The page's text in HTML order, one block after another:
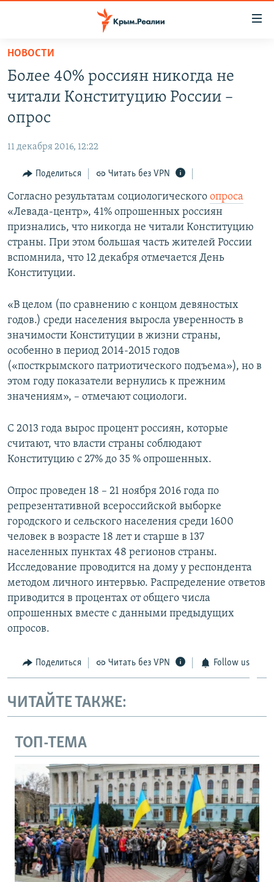
Вернуться
основному
содержанию
главной
навигации
Вернутся
поиску
11 ЛЕТ ОККУПАЦИИ КРЫМА. 11 ИСТОРИЙ СОПРОТИВЛЕНИЯ
ЕЩЕ
ИНТЕРАКТИВ
ИНФОГРАФИКА
ТЕЛЕПРОЕКТ КРЫМ.РЕАЛИИ
СОВЕТЫ ПРАВОЗАЩИТНИКОВ
ПРОПАВШИЕ БЕЗ ВЕСТИ
КРЫМ.НЕПОКОРЕННЫЙ
УКРАИНСКАЯ ПРОБЛЕМА КРЫМА
РАДІО СВОБОДА
КАК ОБОЙТИ БЛОКИРОВКУ
Українською
Qırımtatar
Все сайты RFE/RL
НОВОСТИ
Более 40% россиян никогда не
читали Конституцию России –
опрос
11 декабря 2016, 12:22
Поделиться Читать без VPN
Согласно результатам социологического опроса
«Левада-центр», 41% опрошенных россиян
признались, что никогда не читали Конституцию
страны. При этом большая часть жителей России
вспомнила, что 12 декабря отмечается День
Конституции.
«В целом (по сравнению с концом девяностых
годов.) среди населения выросла уверенность в
значимости Конституции в жизни страны,
особенно в период 2014-2015 годов
(«посткрымского патриотического подъема»), но в
этом году показатели вернулись к прежним
значениям», – отмечают социологи.
С 2013 года вырос процент россиян, которые
считают, что власти страны соблюдают
Конституцию с 27% до 35 % опрошенных.
Опрос проведен 18 – 21 ноября 2016 года по
репрезентативной всероссийской выборке
городского и сельского населения среди 1600
человек в возрасте 18 лет и старше в 137
населенных пунктах 48 регионов страны.
Исследование проводится на дому у респондента
методом личного интервью. Распределение ответов
приводится в процентах от общего числа
опрошенных вместе с данными предыдущих
опросов.
Поделиться Читать без VPN Follow us
ЧИТАЙТЕ ТАКЖЕ:
ТОП-ТЕМА